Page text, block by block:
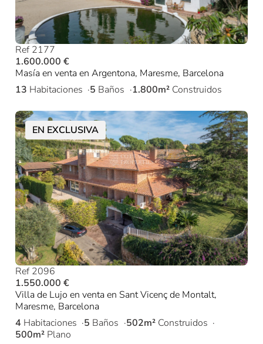
Ref 2177
1.600.000 €
Masía en venta en Argentona, Maresme, Barcelona
13 Habitaciones 5 Baños 1.800m² Construidos
EN EXCLUSIVA
Ref 2096
1.550.000 €
Villa de Lujo en venta en Sant Vicenç de Montalt,
Maresme, Barcelona
4 Habitaciones 5 Baños 502m² Construidos
500m² Plano